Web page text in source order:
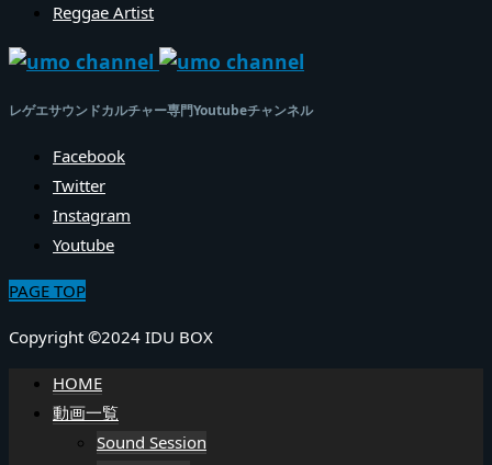
Reggae Artist
レゲエサウンドカルチャー専門Youtubeチャンネル
Facebook
Twitter
Instagram
Youtube
PAGE TOP
Copyright ©2024 IDU BOX
HOME
動画一覧
Sound Session